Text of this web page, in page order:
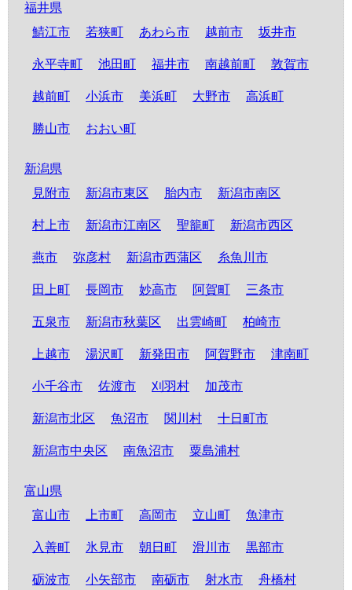
福井県
鯖江市
若狭町 あわら市 越前市 坂井市
永平寺町 池田町 福井市 南越前町 敦賀市
越前町 小浜市 美浜町 大野市 高浜町
勝山市 おおい町
新潟県
見附市
新潟市東区 胎内市 新潟市南区
村上市 新潟市江南区 聖籠町 新潟市西区
燕市 弥彦村 新潟市西蒲区 糸魚川市
田上町 長岡市 妙高市 阿賀町 三条市
五泉市 新潟市秋葉区 出雲崎町 柏崎市
上越市 湯沢町 新発田市 阿賀野市 津南町
小千谷市 佐渡市 刈羽村 加茂市
新潟市北区 魚沼市 関川村 十日町市
新潟市中央区 南魚沼市 粟島浦村
富山県
富山市
上市町 高岡市 立山町 魚津市
入善町 氷見市 朝日町 滑川市 黒部市
砺波市 小矢部市 南砺市 射水市 舟橋村